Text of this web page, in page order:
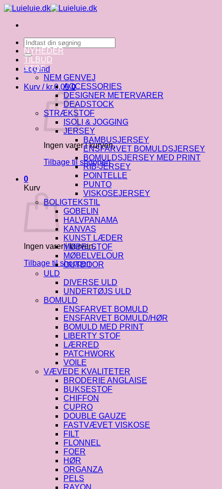
Fortsæt
indhold
Søg
efter:
Log ind
Kurv / kr.0.00 0
Ingen varer i kurven.
Tilbage til shoppen
0
Kurv
Ingen varer i kurven.
Tilbage til shoppen
NYHEDER
TILBUD
STOF
NEM GENVEJ
ACCESSORIES
DESIGNER METERVARER
DEADSTOCK
STRÆKSTOF
ISOLI & JOGGING
JERSEY
BAMBUSJERSEY
ENSFARVET BOMULDSJERSEY
BOMULDSJERSEY MED PRINT
RIB-JERSEY
POINTELLE
PUNTO
VISKOSEJERSEY
BOLIGTEKSTIL
GOBELIN
HALVPANAMA
KANVAS
KUNST LÆDER
MØBELSTOF
MØBELVELOUR
OUTDOOR
ULD
DIVERSE ULD
UNDERTØJS ULD
BOMULD
ENSFARVET BOMULD
ENSFARVET BOMULD/HØR
BOMULD MED PRINT
LIBERTY STOF
LÆRRED
PATCHWORK
VOILE
VÆVEDE KVALITETER
BRODERIE ANGLAISE
BUKSESTOF
CHIFFON
CUPRO
DOUBLE GAUZE
FASTVÆVET VISKOSE
FILT
FLONNEL
FOER
HØR
ORGANZA
PELS
RAYON